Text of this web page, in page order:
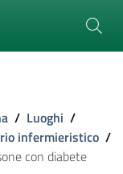
/ Luoghi /
infermieristico /
con diabete